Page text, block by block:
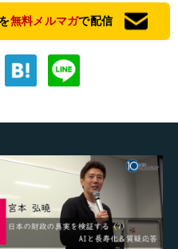
無料メルマガで配信